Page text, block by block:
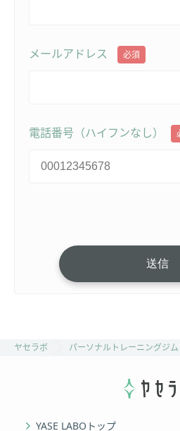
メールアドレス 必須
電話番号（ハイフンなし）
ヤセラボ パーソナルトレーニングジム
YASE LABOトップ